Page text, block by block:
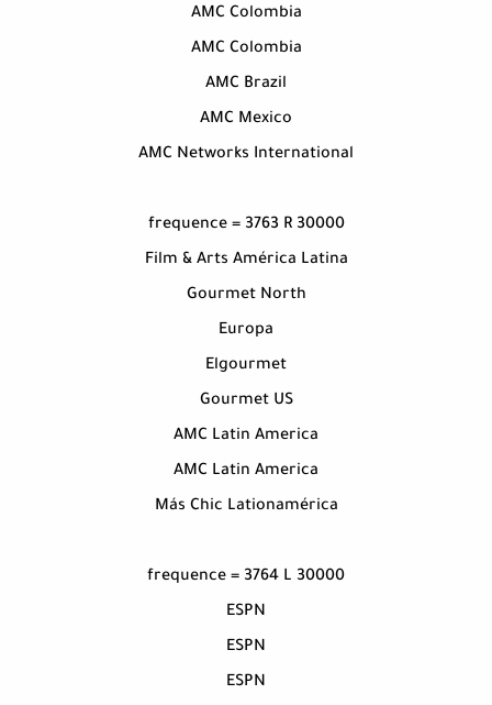
AMC Colombia
AMC Colombia
AMC Brazil
AMC Mexico
AMC Networks International
frequence = 3763 R 30000
Film & Arts América Latina
Gourmet North
Europa
Elgourmet
Gourmet US
AMC Latin America
AMC Latin America
Más Chic Lationamérica
frequence = 3764 L 30000
ESPN
ESPN
ESPN